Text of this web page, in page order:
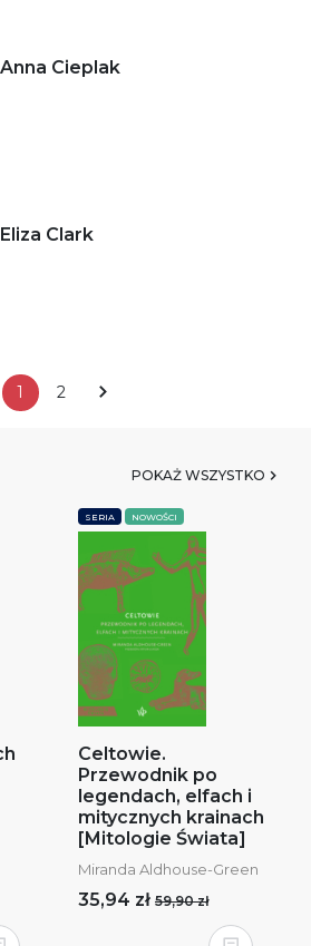
Anna Cieplak
Eliza Clark
1 2
POKAŻ WSZYSTKO
SERIA NOWOŚCI
Celtowie.
Przewodnik po
legendach, elfach i
mitycznych krainach
[Mitologie Świata]
Miranda Aldhouse-Green
35,94 zł 59,90 zł